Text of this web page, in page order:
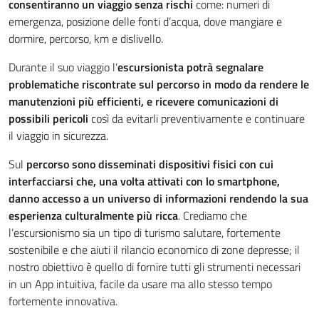
consentiranno un viaggio senza rischi come: numeri di
emergenza, posizione delle fonti d’acqua, dove mangiare e
dormire, percorso, km e dislivello.
Durante il suo viaggio l’escursionista potrà segnalare
problematiche riscontrate sul percorso in modo da rendere le
manutenzioni più efficienti, e ricevere comunicazioni di
possibili pericoli così da evitarli preventivamente e continuare
il viaggio in sicurezza.
Sul percorso sono disseminati dispositivi fisici con cui
interfacciarsi che, una volta attivati con lo smartphone,
danno accesso a un universo di informazioni rendendo la sua
esperienza culturalmente più ricca. Crediamo che
l’escursionismo sia un tipo di turismo salutare, fortemente
sostenibile e che aiuti il rilancio economico di zone depresse; il
nostro obiettivo è quello di fornire tutti gli strumenti necessari
in un App intuitiva, facile da usare ma allo stesso tempo
fortemente innovativa.